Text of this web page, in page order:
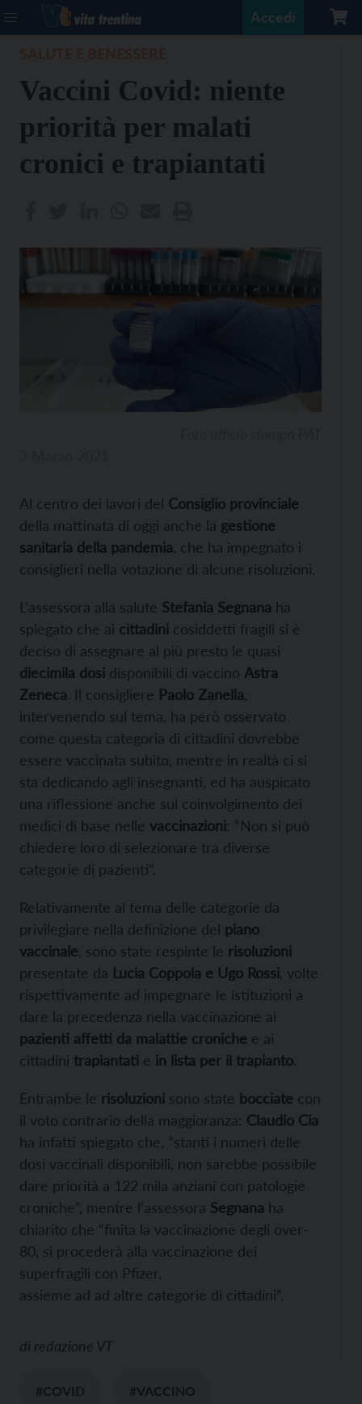
Accedi
Vaccini Covid: niente
priorità per malati
cronici e trapiantati
Al centro dei lavori del Consiglio provinciale
della mattinata di oggi anche la gestione
sanitaria della pandemia , che ha impegnato i
consiglieri nella votazione di alcune risoluzioni.
L’assessora alla salute Stefania Segnana ha
spiegato che ai cittadini cosiddetti fragili si è
deciso di assegnare al più presto le quasi
diecimila dosi disponibili di vaccino Astra
Zeneca. Il consigliere Paolo Zanella
intervenendo sul tema, ha però osservato
come questa categoria di cittadini dovrebbe
essere vaccinata subito, mentre in realtà ci si
sta dedicando agli insegnanti, ed ha auspicato
una riflessione anche sul coinvolgimento dei
medici di base nelle vaccinazioni: “Non si può
chiedere loro di selezionare tra diverse
categorie di pazienti”.
Relativamente al tema delle categorie da
privilegiare nella definizione del piano
vaccinale , sono state respinte le risoluzioni
presentate da Lucia Coppola e Ugo Rossi , volte
rispettivamente ad impegnare le istituzioni a
dare la precedenza nella vaccinazione ai
pazienti affetti da malattie croniche e ai
cittadini trapiantati e in lista per il trapianto.
Entrambe le risoluzioni sono state bocciate con
il voto contrario della maggioranza: Claudio Cia
ha infatti spiegato che, “stanti i numeri delle
dosi vaccinali disponibili, non sarebbe possibile
dare priorità a 122 mila anziani con patologie
croniche”, mentre l’assessora Segnana ha
chiarito che “finita la vaccinazione degli over-
80, si procederà alla vaccinazione dei
superfragili con Pfizer,
assieme ad ad altre categorie di cittadini”.
di redazione VT
#COVID #VACCINO